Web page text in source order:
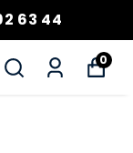
63 44
0